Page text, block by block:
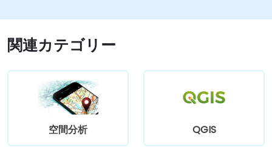
ArcGISおよびQGIS内でPythonスクリプトを
使用し、地理空間処理工程や作業フローを自
動化できます。
にカスタムなPythonベースの地図情報処理ツ
ールを開発できます。
関連カテゴリー
空間分析 QGIS